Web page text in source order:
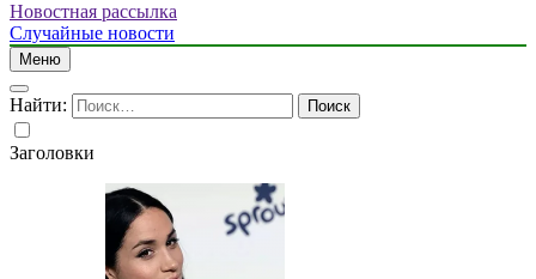
Новостная рассылка
Случайные новости
Меню
Найти:
Заголовки